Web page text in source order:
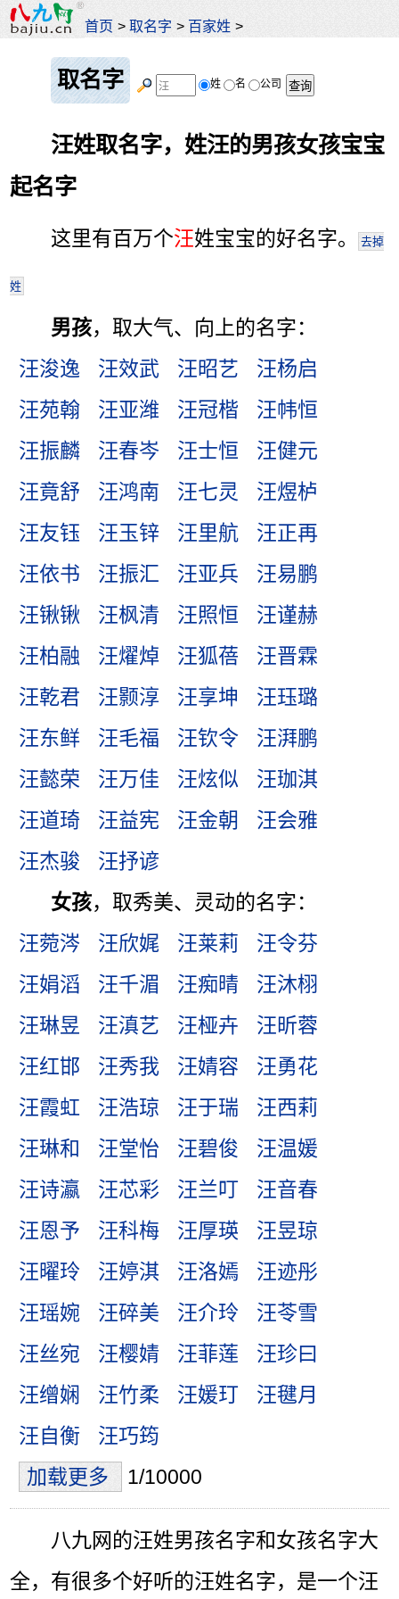
首页 >取名字 > 百家姓 >
取名字 姓 名 公司
汪姓取名字，姓汪的男孩女孩宝宝
起名字
这里有百万个汪姓宝宝的好名字。 去掉
姓
男孩，取大气、向上的名字：
汪浚逸
汪效武 汪昭艺
汪杨启
汪苑翰
汪亚潍 汪冠楷
汪帏恒
汪振麟
汪春岑 汪士恒
汪健元
汪竟舒
汪鸿南 汪七灵
汪煜栌
汪友钰
汪玉锌 汪里航
汪正再
汪依书
汪振汇 汪亚兵
汪易鹏
汪锹锹
汪枫清 汪照恒
汪谨赫
汪柏融
汪燿焯 汪狐蓓
汪晋霖
汪乾君
汪颢淳 汪享坤
汪珏璐
汪东鲜
汪毛福 汪钦令
汪湃鹏
汪懿荣
汪万佳 汪炫似
汪珈淇
汪道琦
汪益宪 汪金朝
汪会雅
汪杰骏
汪抒谚
女孩，取秀美、灵动的名字：
汪菀涔
汪欣娓 汪莱莉
汪令芬
汪娟滔
汪千湄 汪痴晴
汪沐栩
汪琳昱
汪滇艺 汪桠卉
汪昕蓉
汪红邯
汪秀我 汪婧容
汪勇花
汪霞虹
汪浩琼 汪于瑞
汪西莉
汪琳和
汪堂怡 汪碧俊
汪温媛
汪诗瀛
汪芯彩 汪兰叮
汪音春
汪恩予
汪科梅 汪厚瑛
汪昱琼
汪曜玲
汪婷淇 汪洛嫣
汪迹彤
汪瑶婉
汪碎美 汪介玲
汪苓雪
汪丝宛
汪樱婧 汪菲莲
汪珍曰
汪缯娴
汪竹柔 汪媛玎
汪毽月
汪自衡
汪巧筠
加载更多
1/10000
八九网的汪姓男孩名字和女孩名字大
全，有很多个好听的汪姓名字，是一个汪